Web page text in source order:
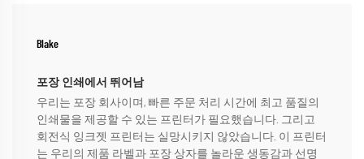
Blake
포장 인쇄에서 뛰어남
우리는 포장 회사이며, 빠른 주문 처리 시간에 최고 품질의
인쇄물을 제공할 수 있는 프린터가 필요했습니다. 그리고
회전식 잉크젯 프린터는 실망시키지 않았습니다. 이 프린터
는 우리의 제품 라벨과 포장 상자를 놀라운 생동감과 선명